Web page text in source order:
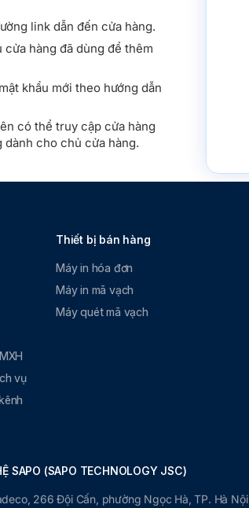
link dẫn đến cửa hàng.
hàng đã dùng để thêm
khẩu mới theo hướng dẫn
có thể truy cập cửa hàng
cho chủ cửa hàng.
vụ
Thiết bị bán hàng
Máy in hóa đơn
Máy in mã vạch
Máy quét mã vạch
SAPO (SAPO TECHNOLOGY JSC)
266 Đội Cấn, phường Ngọc Hà, TP. Hà Nội